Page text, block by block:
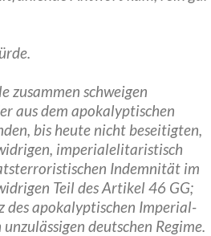
zusammen schweigen
aus dem apokalyptischen
bis heute nicht beseitigten,
imperialelitaristisch
Indemnität im
Teil des Artikel 46 GG;
des apokalyptischen Imperial-
deutschen Regime.